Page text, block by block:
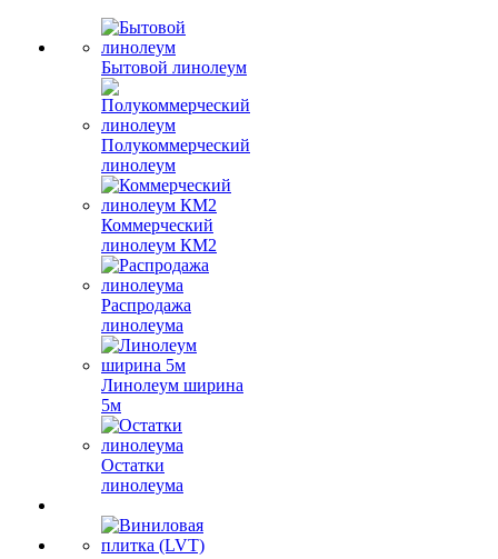
Бытовой линолеум
Полукоммерческий
линолеум
Коммерческий
линолеум КМ2
Распродажа
линолеума
Линолеум ширина
5м
Остатки
линолеума